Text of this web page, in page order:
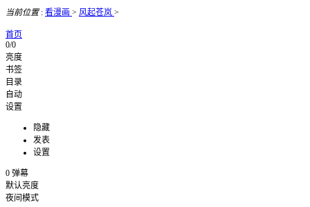
当前位置: 看漫画 > 风起苍岚 >
首页
0/0
亮度
书签
目录
自动
设置
隐藏
发表
设置
0 弹幕
默认亮度
夜间模式